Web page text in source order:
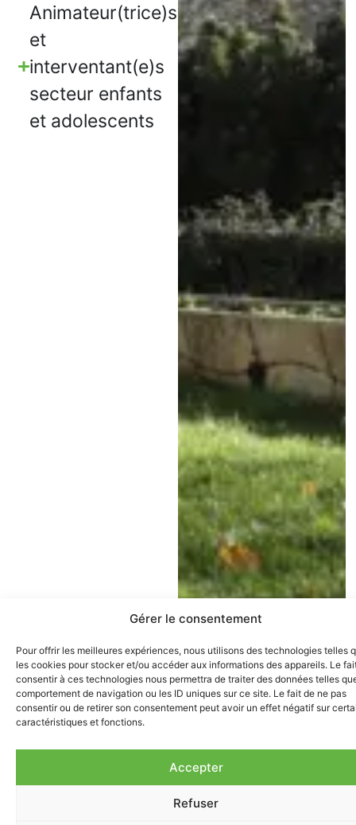
Gérer le consentement
Pour offrir les meilleures expériences, nous utilisons des technologies telles
les cookies pour stocker et/ou accéder aux informations des appareils. Le
consentir à ces technologies nous permettra de traiter des données telles
comportement de navigation ou les ID uniques sur ce site. Le fait de ne pas
consentir ou de retirer son consentement peut avoir un effet négatif sur
caractéristiques et fonctions.
Accepter
Refuser
Animateur(trice)s
et
interventant(e)s
secteur enfants
et adolescents